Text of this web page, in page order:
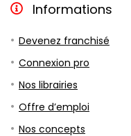
Informations
Devenez franchisé
Connexion pro
Nos librairies
Offre d’emploi
Nos concepts